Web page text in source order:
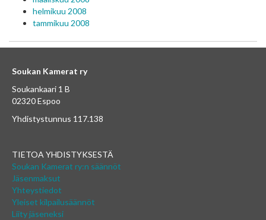
helmikuu 2008
tammikuu 2008
Soukan Kamerat ry
Soukankaari 1 B
02320 Espoo
Yhdistystunnus 117.138
TIETOA YHDISTYKSESTÄ
Soukan Kamerat ry:n säännöt
Jäsenmaksut
Yhteystiedot
Yleiset kilpailusäännöt
Liity jäseneksi